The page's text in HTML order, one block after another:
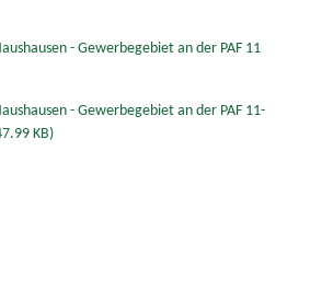
- Gewerbegebiet an der PAF 11
- Gewerbegebiet an der PAF 11-
KB)